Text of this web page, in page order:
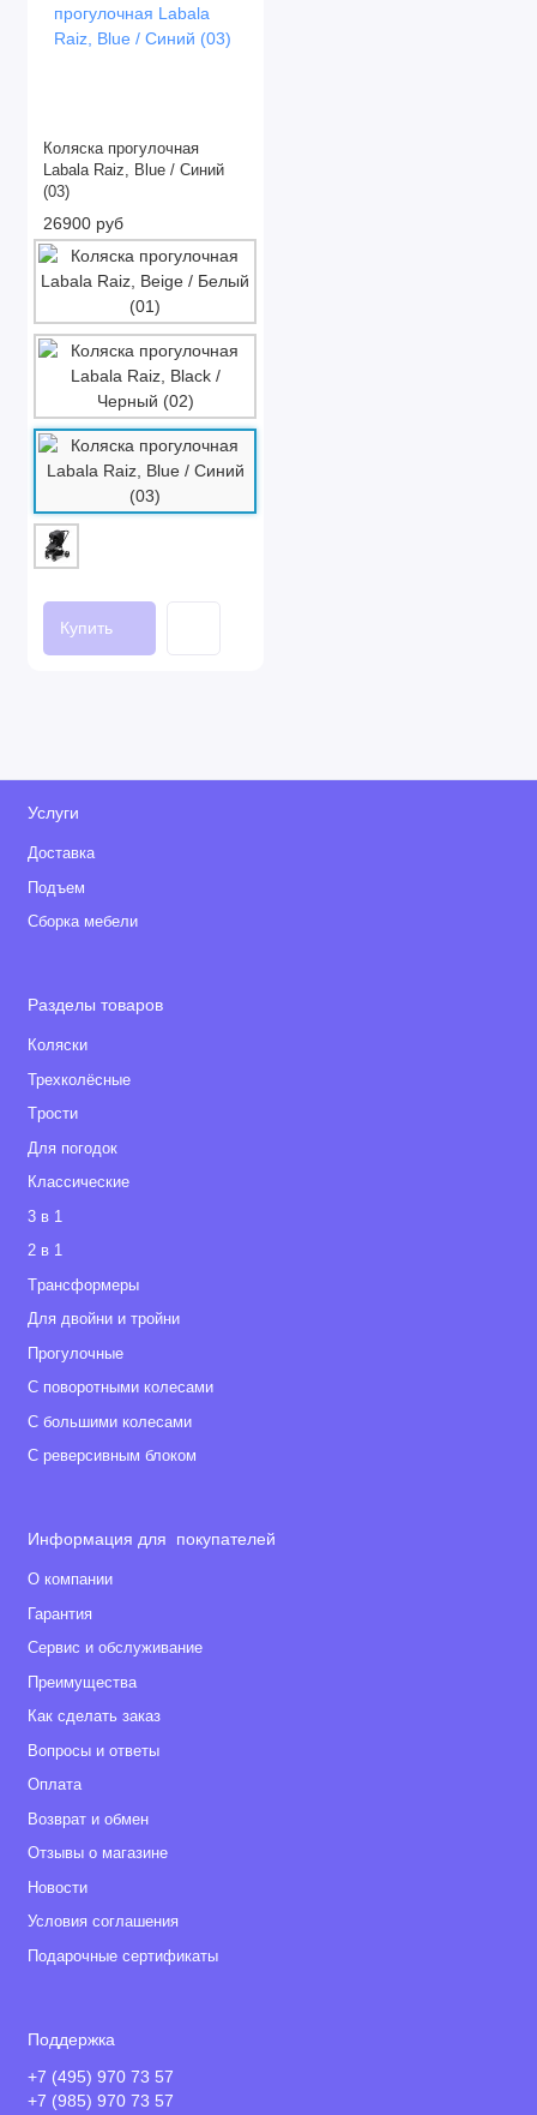
Коляска прогулочная
Labala Raiz, Blue / Синий
(03)
26900 руб
Купить
Услуги
Доставка
Подъем
Сборка мебели
Разделы товаров
Коляски
Трехколёсные
Tрости
Для погодок
Классические
3 в 1
2 в 1
Tрансформеры
Для двойни и тройни
Прогулочные
С поворотными колесами
С большими колесами
С реверсивным блоком
Информация для покупателей
О компании
Гарантия
Сервис и обслуживание
Преимущества
Как сделать заказ
Вопросы и ответы
Оплата
Возврат и обмен
Отзывы о магазине
Новости
Условия соглашения
Подарочные сертификаты
Поддержка
+7 (495) 970 73 57
+7 (985) 970 73 57